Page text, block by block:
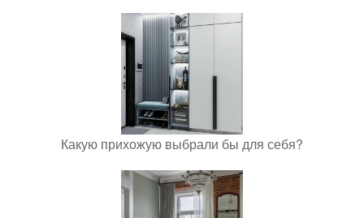
Какую прихожую выбрали бы для себя?